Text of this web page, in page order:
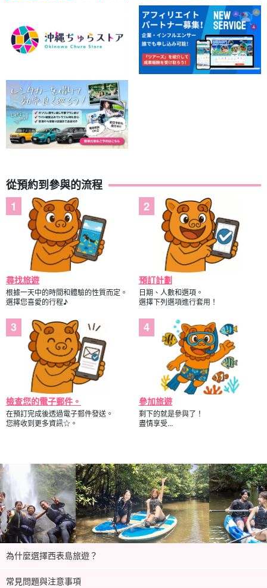
從預約到參與的流程
尋找旅遊
根據一天中的時間和體驗的性質而定。
選擇您喜愛的行程♪
預訂計劃
日期、人數和選項。
選擇下列選項進行套用！
檢查您的電子郵件。
在預訂完成後透過電子郵件發送。
您將收到更多資訊☆。
參加旅遊
剩下的就是參與了！
盡情享受...
為什麼選擇西表島旅遊？
常見問題與注意事項